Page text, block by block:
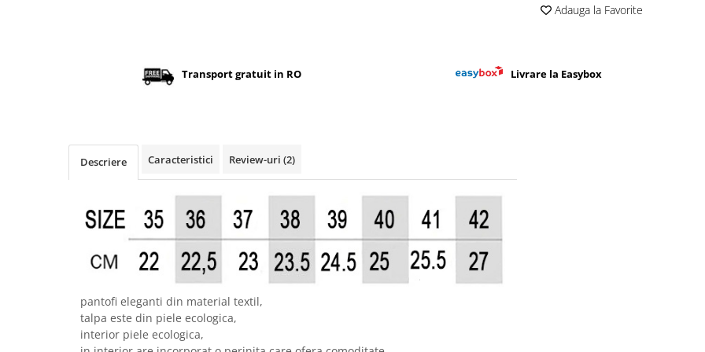
Adauga la Favorite
Transport gratuit in RO Livrare la Easybox
Descriere Caracteristici Review-uri (2)
pantofi eleganti din material textil,
talpa este din piele ecologica,
interior piele ecologica,